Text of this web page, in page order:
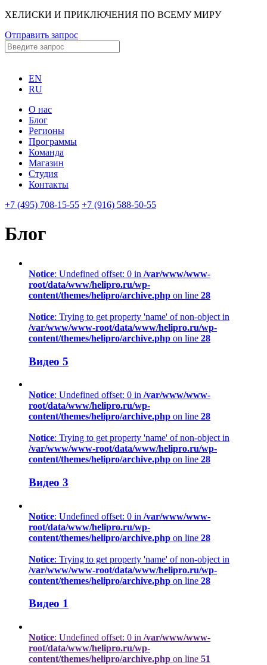
ХЕЛИСКИ И ПРИКЛЮЧЕНИЯ ПО ВСЕМУ МИРУ
Отправить запрос
EN
RU
О нас
Блог
Регионы
Программы
Команда
Магазин
Студия
Контакты
+7 (495) 708-15-55 +7 (916) 588-50-55
Блог
Notice: Undefined offset: 0 in /var/www/www-
root/data/www/helipro.ru/wp-
content/themes/helipro/archive.php on line 28
Notice: Trying to get property 'name' of non-object in
/var/www/www-root/data/www/helipro.ru/wp-
content/themes/helipro/archive.php on line 28
Видео 5
Notice: Undefined offset: 0 in /var/www/www-
root/data/www/helipro.ru/wp-
content/themes/helipro/archive.php on line 28
Notice: Trying to get property 'name' of non-object in
/var/www/www-root/data/www/helipro.ru/wp-
content/themes/helipro/archive.php on line 28
Видео 3
Notice: Undefined offset: 0 in /var/www/www-
root/data/www/helipro.ru/wp-
content/themes/helipro/archive.php on line 28
Notice: Trying to get property 'name' of non-object in
/var/www/www-root/data/www/helipro.ru/wp-
content/themes/helipro/archive.php on line 28
Видео 1
Notice: Undefined offset: 0 in /var/www/www-
root/data/www/helipro.ru/wp-
content/themes/helipro/archive.php on line 51